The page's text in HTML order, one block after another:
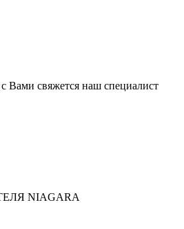
Вами свяжется наш специалист
NIAGARA